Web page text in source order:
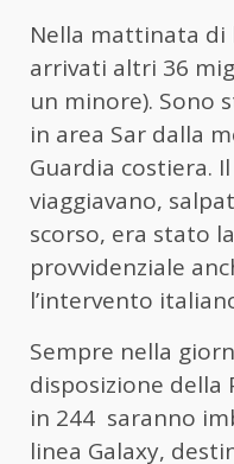
Nella mattinata di
arrivati altri 36
un minore). Sono
in area Sar dalla
Guardia costiera.
viaggiavano,
scorso, era stato
provvidenziale
l’intervento
Sempre nella
disposizione
in 244 saranno
linea Galaxy,